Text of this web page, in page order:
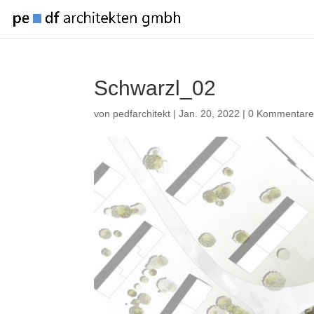
Schwarzl_02
von pedfarchitekt |Jan. 20, 2022 |0 Kommentare